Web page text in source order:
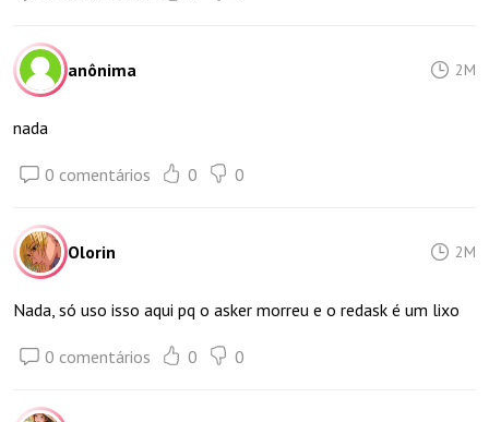
anônima 2M
nada
0 comentários 0 0
Olorin 2M
Nada, só uso isso aqui pq o asker morreu e o redask é um lixo
0 comentários 0 0